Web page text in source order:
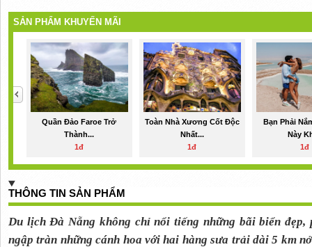
SẢN PHẨM KHUYẾN MÃI
Quần Đảo Faroe Trở
Thành...
1đ
Toàn Nhà Xương Cốt Độc
Nhất...
1đ
Bạn Phải
Này
1đ
THÔNG TIN SẢN PHẨM
Du lịch Đà Nẵng không chỉ nổi tiếng những bãi biển đẹp,
ngập tràn những cánh hoa với hai hàng sưa trải dài 5 km